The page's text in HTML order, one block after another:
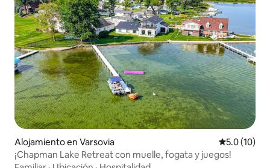
Alojamiento en Varsovia Calificación
5.0 (10)
¡Chapman Lake Retreat con muelle, fogata y juegos!